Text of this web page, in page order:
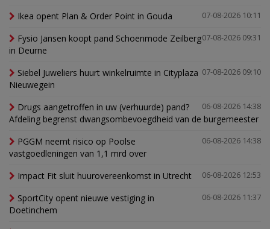
07-08-2026 10:11
Ikea opent Plan & Order Point in Gouda
07-08-2026 09:31
Fysio Jansen koopt pand Schoenmode Zeilberg
in Deurne
07-08-2026 09:10
Siebel Juweliers huurt winkelruimte in Cityplaza
Nieuwegein
06-08-2026 14:38
Drugs aangetroffen in uw (verhuurde) pand?
Afdeling begrenst dwangsombevoegdheid van de burgemeester
06-08-2026 14:38
PGGM neemt risico op Poolse
vastgoedleningen van 1,1 mrd over
06-08-2026 12:53
Impact Fit sluit huurovereenkomst in Utrecht
06-08-2026 11:37
SportCity opent nieuwe vestiging in
Doetinchem